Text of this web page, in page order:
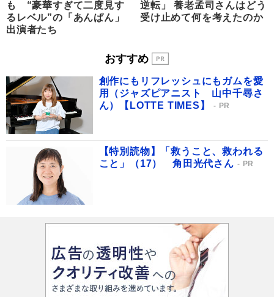
も “豪華すぎて二度見す
るレベル”の「あんぱん」
出演者たち
逆転」 養老孟司さんはどう
受け止めて何を考えたのか
おすすめ
創作にもリフレッシュにもガムを愛
用（ジャズピアニスト 山中千尋さ
ん）【LOTTE TIMES】
PR
【特別読物】「救うこと、救われる
こと」（17） 角田光代さん
PR